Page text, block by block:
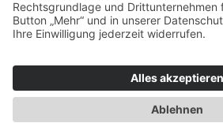
Jetzt Ermittlung starten »
Regional